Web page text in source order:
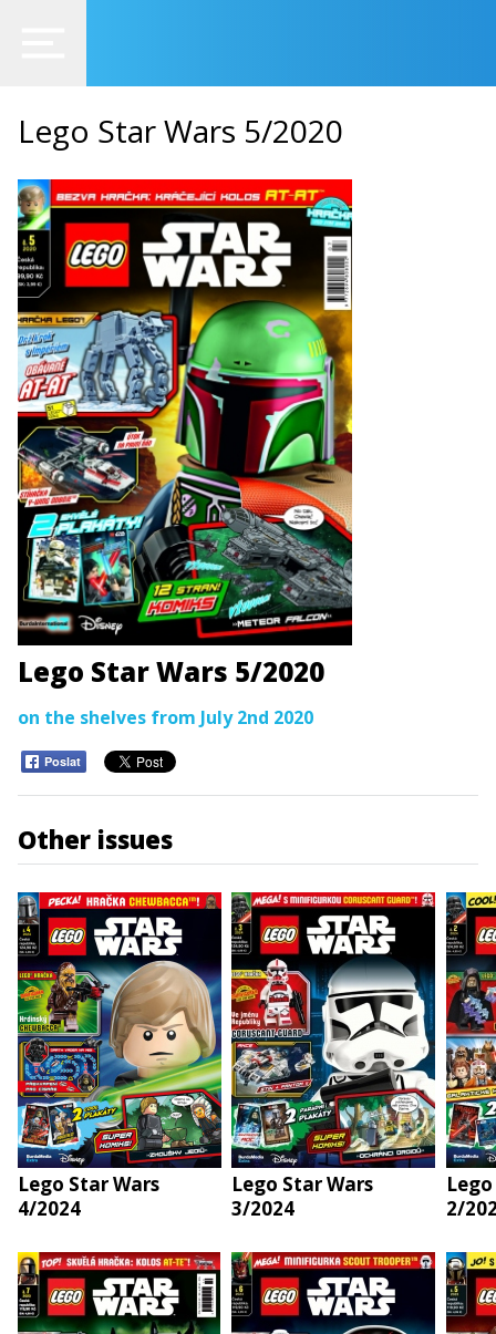
Lego Star Wars 5/2020
Lego Star Wars 5/2020
on the shelves from July 2nd 2020
Poslat
Other issues
Lego Star Wars
4/2024
Lego Star Wars
3/2024
2/